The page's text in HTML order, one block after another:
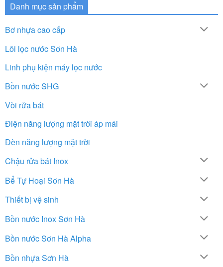
Danh mục sản phẩm
Bơ nhựa cao cấp
Lõi lọc nước Sơn Hà
Linh phụ kiện máy lọc nước
Bồn nước SHG
Vòi rửa bát
Điện năng lượng mặt trời áp mái
Đèn năng lượng mặt trời
Chậu rửa bát Inox
Bể Tự Hoại Sơn Hà
Thiết bị vệ sinh
Bồn nước Inox Sơn Hà
Bồn nước Sơn Hà Alpha
Bồn nhựa Sơn Hà